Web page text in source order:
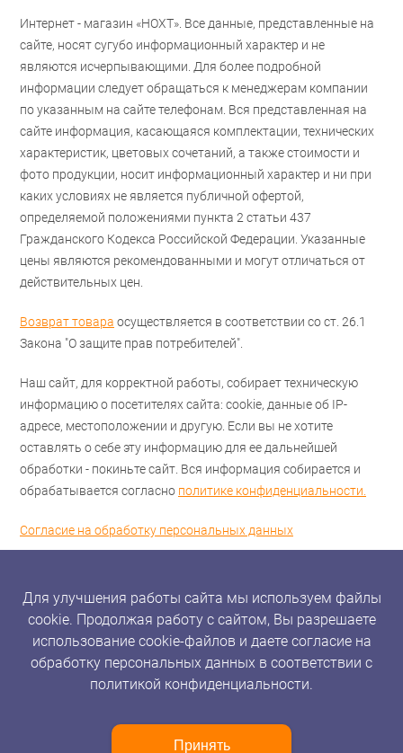
Интернет - магазин «НОХТ». Все данные, представленные на
сайте, носят сугубо информационный характер и не
являются исчерпывающими. Для более подробной
информации следует обращаться к менеджерам компании
по указанным на сайте телефонам. Вся представленная на
сайте информация, касающаяся комплектации, технических
характеристик, цветовых сочетаний, а также стоимости и
фото продукции, носит информационный характер и ни при
каких условиях не является публичной офертой,
определяемой положениями пункта 2 статьи 437
Гражданского Кодекса Российской Федерации. Указанные
цены являются рекомендованными и могут отличаться от
действительных цен.
Возврат товара осуществляется в соответствии со ст. 26.1
Закона "О защите прав потребителей".
Наш сайт, для корректной работы, собирает техническую
информацию о посетителях сайта: cookie, данные об IP-
адресе, местоположении и другую. Если вы не хотите
оставлять о себе эту информацию для ее дальнейшей
обработки - покиньте сайт. Вся информация собирается и
обрабатывается согласно политике конфиденциальности.
Согласие на обработку персональных данных
Для улучшения работы сайта мы используем файлы
cookie. Продолжая работу с сайтом, Вы разрешаете
использование cookie-файлов и даете согласие на
обработку персональных данных в соответствии с
политикой конфиденциальности.
Принять